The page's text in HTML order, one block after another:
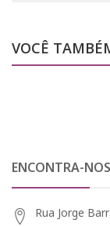
VOCÊ
ENCONTRA-NOS
Rua Jorge